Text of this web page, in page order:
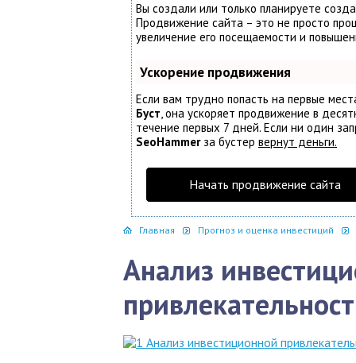
Вы создали или только планируете
Продвижение сайта – это не просто
увеличение его посещаемости и
Ускорение продвижения
Если вам трудно попасть на первые
Буст, она ускоряет продвижение в
течение первых 7 дней. Если ни один
SeoHammerза бустер вернут деньги.
Начать продвижение сайта
Главная Прогноз и оценка инвестиций
Анализ